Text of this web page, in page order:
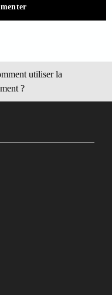
utiliser la
?